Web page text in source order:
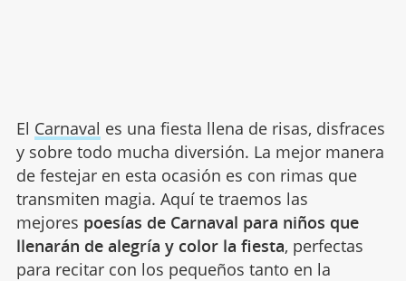
El Carnaval es una fiesta llena de risas, disfraces
y sobre todo mucha diversión. La mejor manera
de festejar en esta ocasión es con rimas que
transmiten magia. Aquí te traemos las
mejores poesías de Carnaval para niños que
llenarán de alegría y color la fiesta, perfectas
para recitar con los pequeños tanto en la